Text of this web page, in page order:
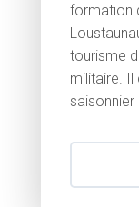
formation
tourisme
militaire.
saisonnier